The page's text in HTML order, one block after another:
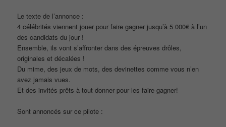
Le texte de l’annonce :
4 célébrités viennent jouer pour faire gagner jusqu’à 5 000€ à l’un
des candidats du jour !
Ensemble, ils vont s’affronter dans des épreuves drôles,
originales et décalées !
Du mime, des jeux de mots, des devinettes comme vous n’en
avez jamais vues.
Et des invités prêts à tout donner pour les faire gagner!
Sont annoncés sur ce pilote :